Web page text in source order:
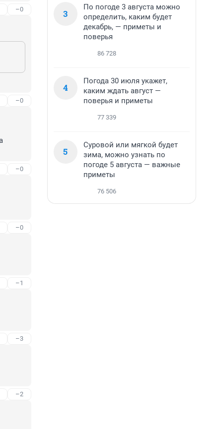
–0
–0
–0
–0
–1
–3
–2
3
По погоде 3 августа можно
определить, каким будет
декабрь, — приметы и
поверья
86 728
4
Погода 30 июля укажет,
каким ждать август —
поверья и приметы
77 339
5
Суровой или мягкой будет
зима, можно узнать по
погоде 5 августа — важные
приметы
76 506